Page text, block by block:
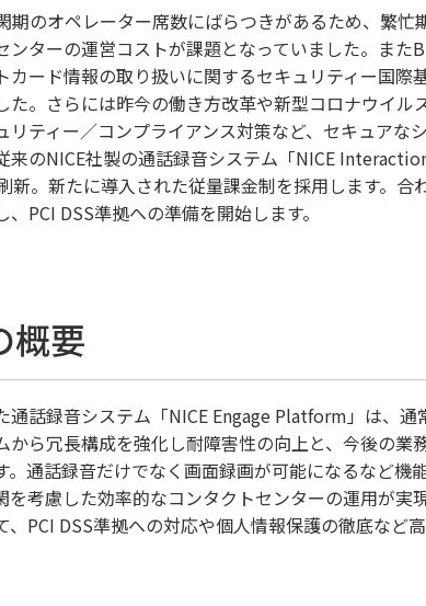
期のオペレーター席数にばらつきがあるため、繁
ンターの運営コストが課題となっていました。ま
カード情報の取り扱いに関するセキュリティー国
た。さらには昨今の働き方改革や新型コロナウイ
リティー／コンプライアンス対策など、セキュアな
来のNICE社製の通話録音システム「NICE
新。新たに導入された従量課金制を採用します。
PCI DSS準拠への準備を開始します。
概要
通話録音システム「NICE Engage Platform」は、通
から冗長構成を強化し耐障害性の向上と、今後の
。通話録音だけでなく画面録画が可能になるなど
を考慮した効率的なコンタクトセンターの運用が実
、PCI DSS準拠への対応や個人情報保護の徹底など